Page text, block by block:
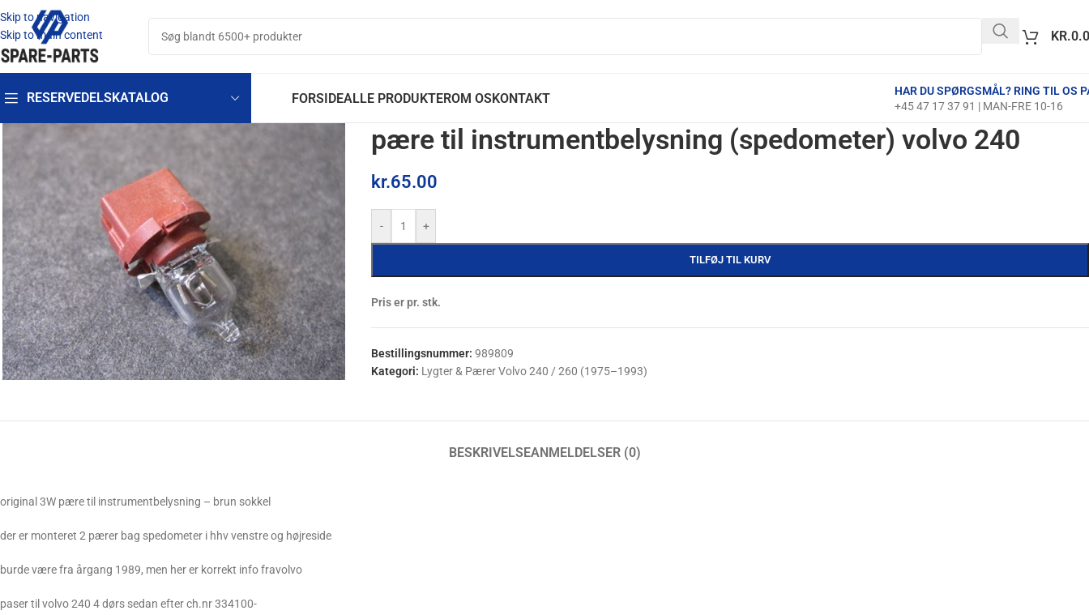
Skip to navigation
Skip to main content
KR.
RESERVEDELSKATALOG FORSIDEALLE PRODUKTEROM OSKONTAKT
HAR DU SPØRGSMÅL? RING TIL OS
+45 47 17 37 91 | MAN-FRE 10-16
pære til instrumentbelysning (spedometer) volvo 240
kr.65.00
- +
TILFØJ TIL KURV
Pris er pr. stk.
Bestillingsnummer: 989809
Kategori: Lygter & Pærer Volvo 240 / 260 (1975–1993)
BESKRIVELSEANMELDELSER (0)
original 3W pære til instrumentbelysning – brun sokkel
der er monteret 2 pærer bag spedometer i hhv venstre og højreside
burde være fra årgang 1989, men her er korrekt info fravolvo
paser til volvo 240 4 dørs sedan efter ch.nr 334100-